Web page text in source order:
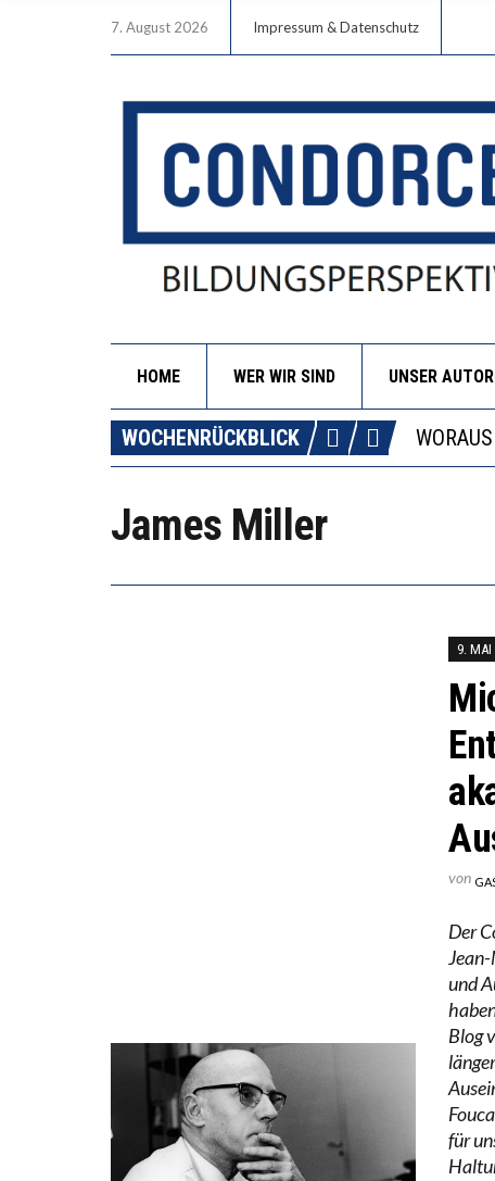
7. August 2026 Impressum & Datenschutz
HOME WER WIR SIND UNSER
WOCHENRÜCKBLICK
DIE
“WIR
James Miller
9. MAI
von
Der
und
Blog
für